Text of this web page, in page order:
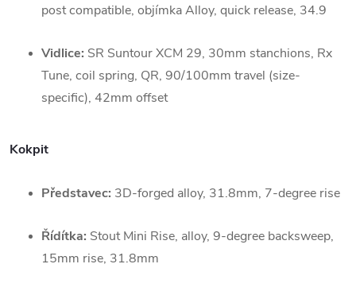
post compatible, objímka Alloy, quick release, 34.9
Vidlice: SR Suntour XCM 29, 30mm stanchions, Rx
Tune, coil spring, QR, 90/100mm travel (size-
specific), 42mm offset
Kokpit
Představec: 3D-forged alloy, 31.8mm, 7-degree rise
Řídítka: Stout Mini Rise, alloy, 9-degree backsweep,
15mm rise, 31.8mm